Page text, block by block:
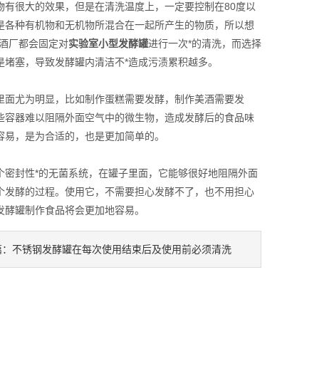
很大的效果，但是在清洗温度上，一定要控制在80度以
种有机物和无机物所混合在一起所产生的物质，所以想
厂都会固定对实验室小型发酵罐进行一次*的清洗，而选择
塞，导致发酵罐内清洁不*造成污渍累积越多。
尤为明显，比如制作蛋糕需要发酵，制作美酒需要发
器难以阻隔外面空气中的微生物，造成发酵后的食品味
，是为合适的，也是更加简单的。
封性*的无菌系统，在罐子里面，它能够很好地阻隔外面
酵的过程。使用它，不需要担心发酵不了，也不用担心
罐制作食品将会更加地容易。
不锈钢发酵罐在每次使用结束后及使用前必须清洗